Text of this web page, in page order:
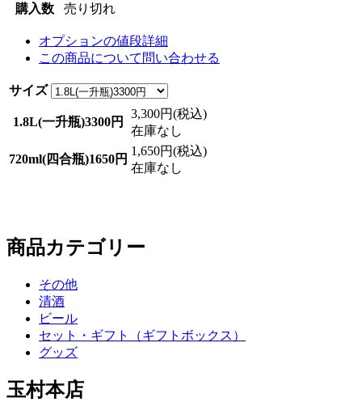
購入数
売り切れ
オプションの値段詳細
この商品について問い合わせる
サイズ
1.8L(一升瓶)3300円
3,300円(税込)
在庫なし
720ml(四合瓶)1650円
1,650円(税込)
在庫なし
商品カテゴリー
その他
清酒
ビール
セット・ギフト（ギフトボックス）
グッズ
玉村本店